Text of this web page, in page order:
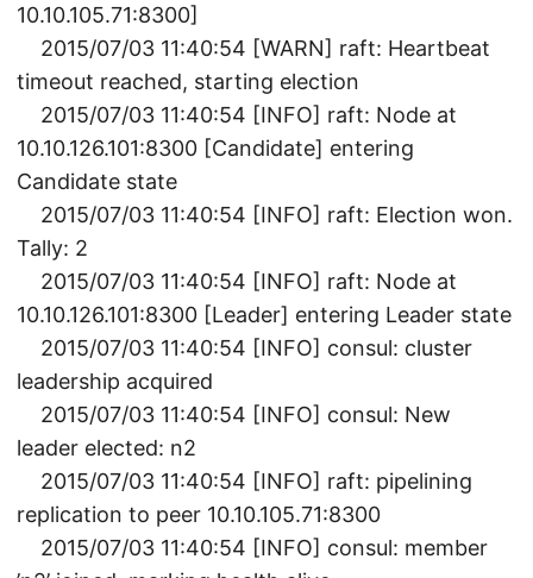
10.10.105.71:8300]
2015/07/03 11:40:54 [WARN] raft: Heartbeat
timeout reached, starting election
2015/07/03 11:40:54 [INFO] raft: Node at
10.10.126.101:8300 [Candidate] entering
Candidate state
2015/07/03 11:40:54 [INFO] raft: Election won.
Tally: 2
2015/07/03 11:40:54 [INFO] raft: Node at
10.10.126.101:8300 [Leader] entering Leader state
2015/07/03 11:40:54 [INFO] consul: cluster
leadership acquired
2015/07/03 11:40:54 [INFO] consul: New
leader elected: n2
2015/07/03 11:40:54 [INFO] raft: pipelining
replication to peer 10.10.105.71:8300
2015/07/03 11:40:54 [INFO] consul: member